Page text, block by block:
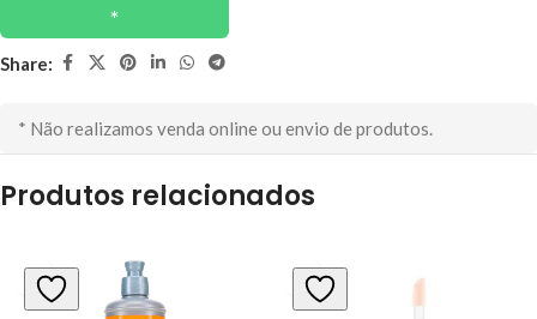
Share:
* Não realizamos venda online ou envio de produtos.
Produtos relacionados